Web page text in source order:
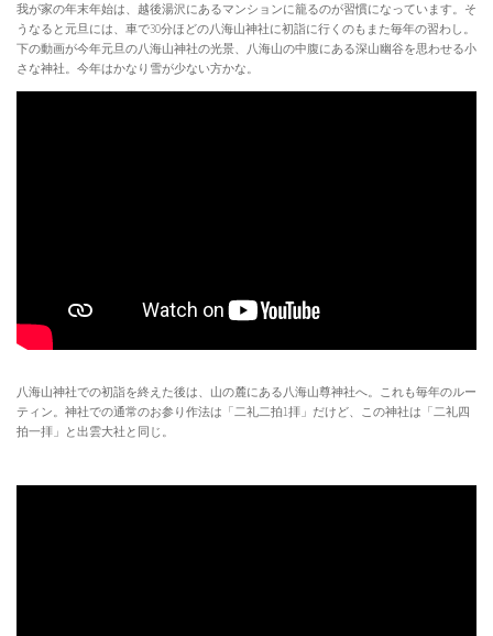
我が家の年末年始は、越後湯沢にあるマンションに籠るのが習慣になっています。そ
うなると元旦には、車で30分ほどの八海山神社に初詣に行くのもまた毎年の習わし。
下の動画が今年元旦の八海山神社の光景、八海山の中腹にある深山幽谷を思わせる小
さな神社。今年はかなり雪が少ない方かな。
八海山神社での初詣を終えた後は、山の麓にある八海山尊神社へ。これも毎年のルー
ティン。神社での通常のお参り作法は「二礼二拍1拝」だけど、この神社は「二礼四
拍一拝」と出雲大社と同じ。